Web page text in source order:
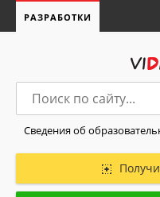
РАЗРАБОТКИ
Сведения об